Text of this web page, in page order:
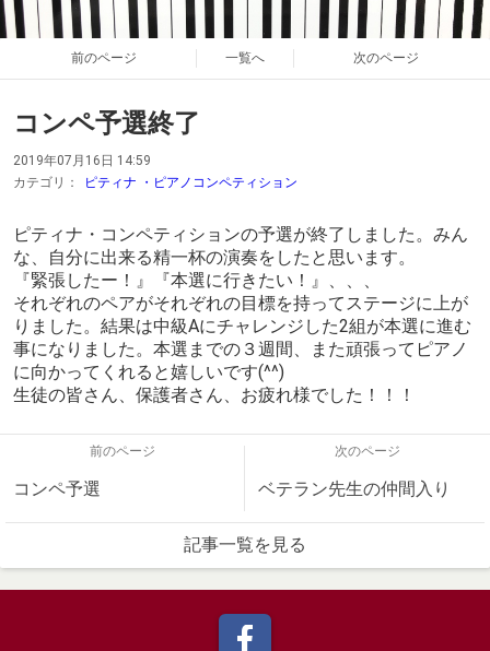
前のページ 一覧へ 次のページ
コンペ予選終了
2019年07月16日 14:59
カテゴリ：
ピティナ ・ピアノコンペティション
ピティナ・コンペティションの予選が終了しました。みん
な、自分に出来る精一杯の演奏をしたと思います。
『緊張したー！』『本選に行きたい！』、、、
それぞれのペアがそれぞれの目標を持ってステージに上が
りました。結果は中級Aにチャレンジした2組が本選に進む
事になりました。本選までの３週間、また頑張ってピアノ
に向かってくれると嬉しいです(^^)
生徒の皆さん、保護者さん、お疲れ様でした！！！
前のページ
コンペ予選
次のページ
ベテラン先生の仲間入り
記事一覧を見る